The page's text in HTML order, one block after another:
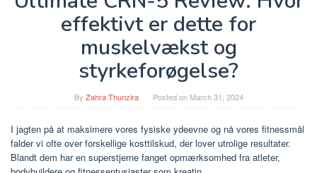
effektivt er dette for
muskelvækst og
styrkeforøgelse?
By Zahra Thunzira Posted on March 31, 2024
I jagten på at maksimere vores fysiske ydeevne og nå vores fitnessmål
falder vi ofte over forskellige kosttilskud, der lover utrolige resultater.
Blandt dem har en superstjerne fanget opmærksomhed fra atleter,